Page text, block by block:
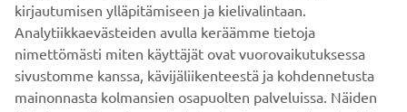
LÖYDÄ YAMAHA-JÄLLEENMYYJÄSI
kirjautumisen ylläpitämiseen ja kielivalintaan.
Analytiikkaevästeiden avulla keräämme tietoja
nimettömästi miten käyttäjät ovat vuorovaikutuksessa
sivustomme kanssa, kävijäliikenteestä ja kohdennetusta
mainonnasta kolmansien osapuolten palveluissa. Näiden